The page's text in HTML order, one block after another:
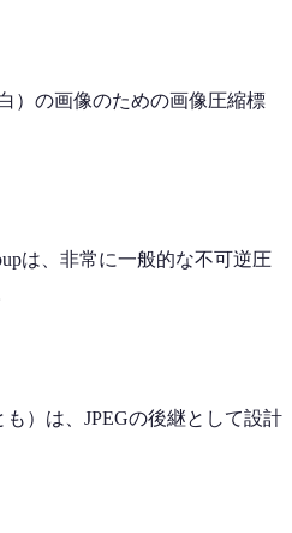
）の画像のための画像圧縮標
は、非常に一般的な不可逆圧
も）は、JPEGの後継として設計